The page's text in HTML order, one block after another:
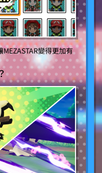
變得更加有